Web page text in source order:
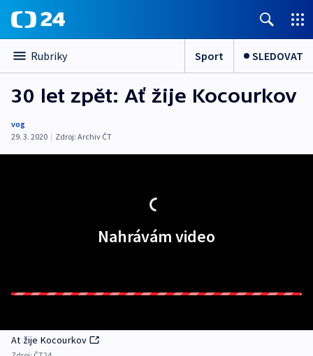
Rubriky Sport SLEDOVAT
30 let zpět: Ať žije Kocourkov
vog
29. 3. 2020 | Zdroj: Archiv ČT
Nahrávám video
At žije Kocourkov